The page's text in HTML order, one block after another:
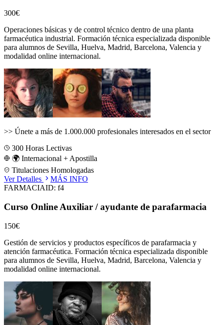
300€
Operaciones básicas y de control técnico dentro de una planta
farmacéutica industrial. Formación técnica especializada disponible
para alumnos de Sevilla, Huelva, Madrid, Barcelona, Valencia y
modalidad online internacional.
>> Únete a más de 1.000.000 profesionales interesados en el sector
300 Horas Lectivas
🌍 Internacional + Apostilla
Titulaciones Homologadas
Ver Detalles
MÁS INFO
FARMACIAID: f4
Curso Online Auxiliar / ayudante de parafarmacia
150€
Gestión de servicios y productos específicos de parafarmacia y
atención farmacéutica. Formación técnica especializada disponible
para alumnos de Sevilla, Huelva, Madrid, Barcelona, Valencia y
modalidad online internacional.